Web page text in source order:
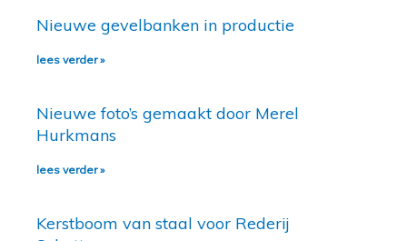
Nieuwe gevelbanken in productie
lees verder »
Nieuwe foto’s gemaakt door Merel
Hurkmans
lees verder »
Kerstboom van staal voor Rederij